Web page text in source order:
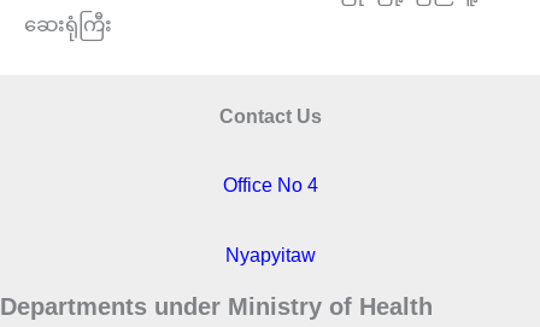
ဆေးရုံကြီး
Contact Us
Office No 4
Nyapyitaw
Departments under Ministry of Health